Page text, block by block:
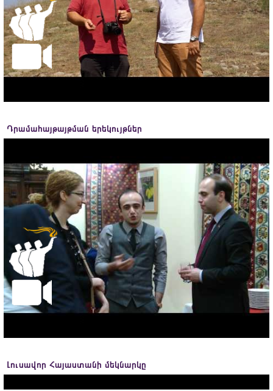
Դրամահայթայթման երեկույթներ
Լուսավոր Հայաստանի մեկնարկը